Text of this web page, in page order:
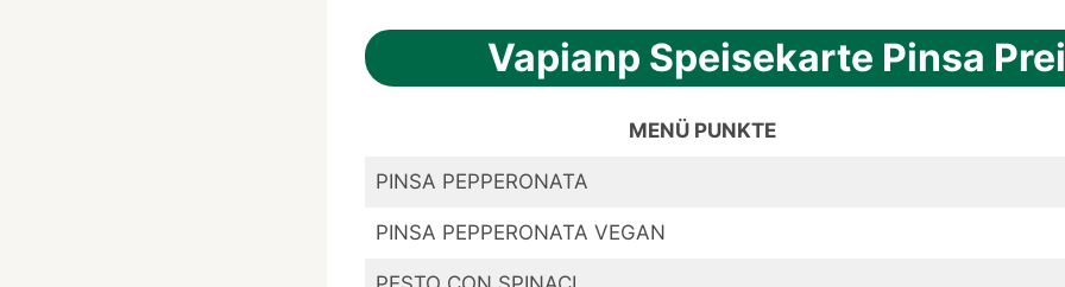
Vapianp Speisekarte Pinsa
MENÜ PUNKTE
PINSA PEPPERONATA
PINSA PEPPERONATA VEGAN